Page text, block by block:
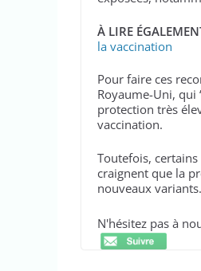
À LIRE
la vaccination
Pour faire ces
Royaume-Uni, qui
protection très
vaccination.
Toutefois, certains
craignent que la
nouveaux variants.
N'hésitez pas à